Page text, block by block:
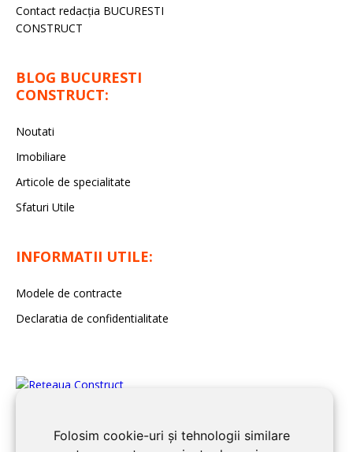
Folosim cookie-uri și tehnologii similare
Contact redacţia BUCURESTI
CONSTRUCT
BLOG BUCURESTI
CONSTRUCT:
Noutati
Imobiliare
Articole de specialitate
Sfaturi Utile
INFORMATII UTILE:
Modele de contracte
Declaratia de confidentialitate